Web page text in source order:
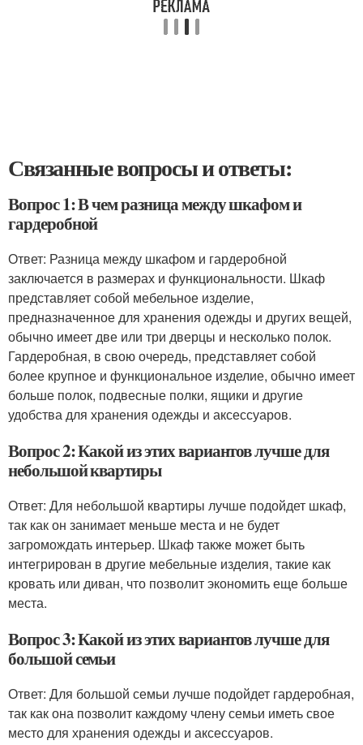
Связанные вопросы и ответы:
Вопрос 1: В чем разница между шкафом и
гардеробной
Ответ: Разница между шкафом и гардеробной
заключается в размерах и функциональности. Шкаф
представляет собой мебельное изделие,
предназначенное для хранения одежды и других вещей,
обычно имеет две или три дверцы и несколько полок.
Гардеробная, в свою очередь, представляет собой
более крупное и функциональное изделие, обычно имеет
больше полок, подвесные полки, ящики и другие
удобства для хранения одежды и аксессуаров.
Вопрос 2: Какой из этих вариантов лучше для
небольшой квартиры
Ответ: Для небольшой квартиры лучше подойдет шкаф,
так как он занимает меньше места и не будет
загромождать интерьер. Шкаф также может быть
интегрирован в другие мебельные изделия, такие как
кровать или диван, что позволит экономить еще больше
места.
Вопрос 3: Какой из этих вариантов лучше для
большой семьи
Ответ: Для большой семьи лучше подойдет гардеробная,
так как она позволит каждому члену семьи иметь свое
место для хранения одежды и аксессуаров.